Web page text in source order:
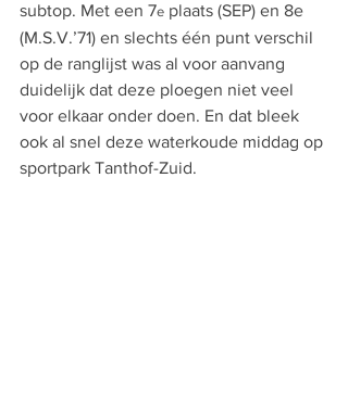
subtop. Met een 7e plaats (SEP) en 8e
(M.S.V.’71) en slechts één punt verschil
op de ranglijst was al voor aanvang
duidelijk dat deze ploegen niet veel
voor elkaar onder doen. En dat bleek
ook al snel deze waterkoude middag op
sportpark Tanthof-Zuid.